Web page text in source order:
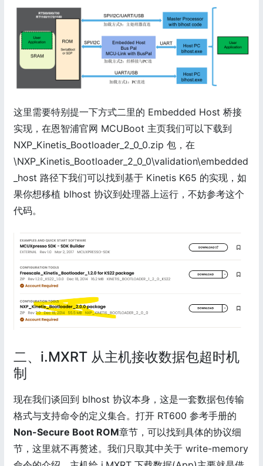
这里需要特别提一下方式二里的 Embedded Host 桥接
实现，在恩智浦官网 MCUBoot 主页我们可以下载到
NXP_Kinetis_Bootloader_2_0_0.zip 包，在
\NXP_Kinetis_Bootloader_2_0_0\validation\embedded
_host 路径下我们可以找到基于 Kinetis K65 的实现，如
果你想移植 blhost 协议到处理器上运行，不妨参考这个
代码。
二、i.MXRT 从主机接收数据包超时机
制
现在我们谈回到 blhost 协议本身，这是一套数据包传输
格式与支持命令的定义集合。打开 RT600 参考手册的
Non-Secure Boot ROM章节，可以找到具体的协议细
节，这里就不再赘述。我们只取其中关于 write-memory